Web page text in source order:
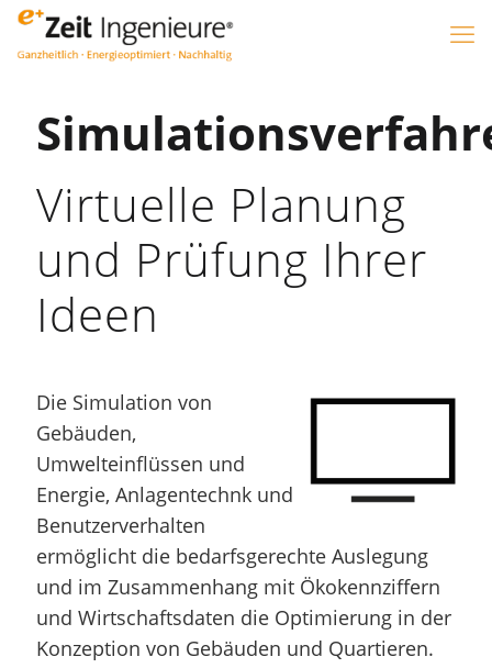
Virtuelle Planung
und Prüfung Ihrer
Ideen
Die Simulation von
Gebäuden,
Umwelteinflüssen und
Energie, Anlagentechnk und
Benutzerverhalten
ermöglicht die bedarfsgerechte Auslegung
und im Zusammenhang mit Ökokennziffern
und Wirtschaftsdaten die Optimierung in der
Konzeption von Gebäuden und Quartieren.